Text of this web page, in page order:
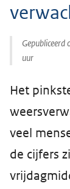
Gepubliceerd
uur
Het
veel
de cijfers